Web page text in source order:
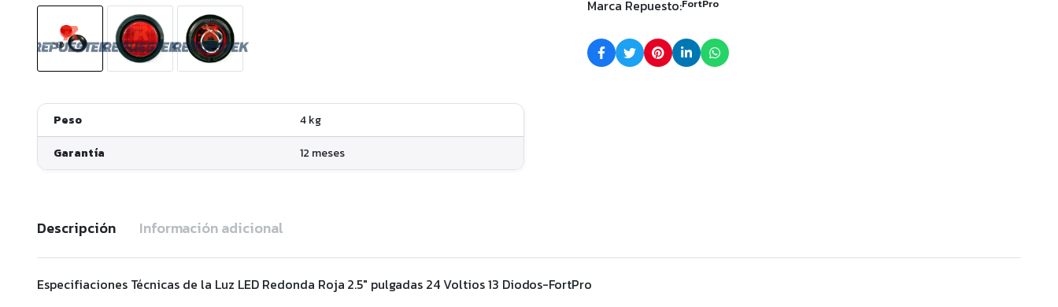
Peso
4 kg
Garantía
12 meses
Diodos-
quantity
Marca Repuesto:FortPro
Descripción Información adicional
Especifiaciones Técnicas de la Luz LED Redonda Roja 2.5″ pulgadas 24 Voltios 13 Diodos-FortPro